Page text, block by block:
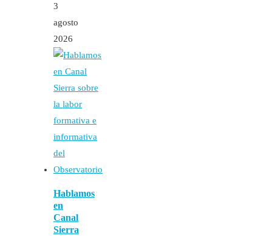
3
agosto
2026
Hablamos
en
Canal
Sierra